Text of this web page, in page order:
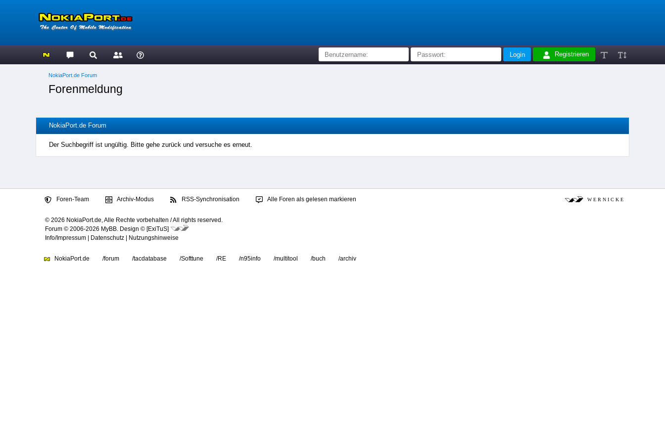
Registrieren
NokiaPort.de Forum
Forenmeldung
NokiaPort.de Forum
Der Suchbegriff ist ungültig. Bitte gehe zurück und versuche es erneut.
Foren-Team Archiv-Modus RSS-Synchronisation Alle Foren als gelesen markieren W E R N I C K E
© 2026 NokiaPort.de, Alle Rechte vorbehalten /All rights reserved.
Forum © 2006-2026 MyBB
Design © [ExiTuS]
Info/Impressum
Datenschutz Nutzungshinweise
NokiaPort.de /forum /tacdatabase /Softtune /RE /n95info /multitool /buch /archiv